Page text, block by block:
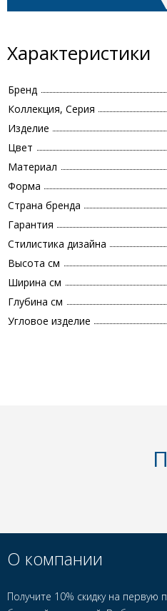
Характеристики
Бренд
Коллекция, Серия
Изделие
Цвет
Материал
Форма
Страна бренда
Гарантия
Стилистика дизайна
Высота см
Ширина см
Глубина см
Угловое изделие
О компании
Получите 10% скидку на первую